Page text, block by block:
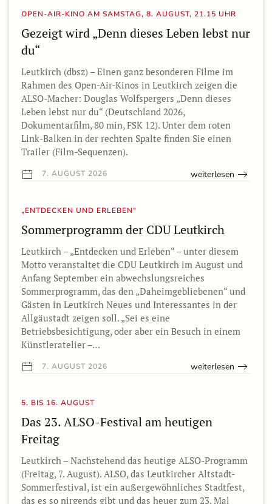
OPEN-AIR-KINO AM SAMSTAG, 8. AUGUST, 21.15 UHR
Gezeigt wird „Denn dieses Leben lebst nur
du“
Leutkirch (dbsz) – Einen ganz besonderen Filme im
Rahmen des Open-Air-Kinos in Leutkirch zeigen die
ALSO-Macher: Douglas Wolfspergers „Denn dieses
Leben lebst nur du“ (Deutschland 2026,
Dokumentarfilm, 80 min, FSK 12). Unter dem roten
Link-Balken in der rechten Spalte finden Sie einen
Trailer (Film-Sequenzen).
7. AUGUST 2026 weiterlesen
„ENTDECKEN UND ERLEBEN“
Sommerprogramm der CDU Leutkirch
Leutkirch – „Entdecken und Erleben“ – unter diesem
Motto veranstaltet die CDU Leutkirch im August und
Anfang September ein abwechslungsreiches
Sommerprogramm, das den „Daheimgebliebenen“ und
Gästen in Leutkirch Neues und Interessantes in der
Allgäustadt zeigen soll. „Sei es eine
Betriebsbesichtigung, oder aber ein Besuch in einem
Künstleratelier –…
7. AUGUST 2026 weiterlesen
5. BIS 16. AUGUST
Das 23. ALSO-Festival am heutigen
Freitag
Leutkirch – Nachstehend das heutige ALSO-Programm
(Freitag, 7. August). ALSO, das Leutkircher Altstadt-
Sommerfestival, ist ein außergewöhnliches Stadtfest,
das es so nirgends gibt und das heuer zum 23. Mal